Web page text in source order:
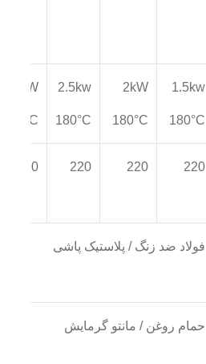
1.5kw
180°C
2kW
180°C
2.5kw
180°C
3kW
180°C
220
220
220
220
فولاد ضد زنگ / پلاستیک پاشی
حمام روغن / مانتو گرمایش